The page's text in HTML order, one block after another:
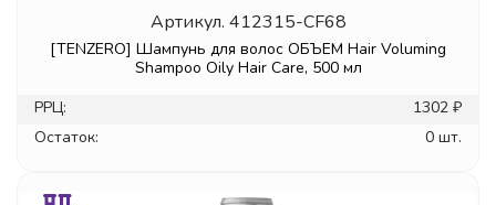
Артикул. 412315-CF68
[TENZERO] Шампунь для волос ОБЪЕМ Hair Voluming
Shampoo Oily Hair Care, 500 мл
РРЦ:
1302 ₽
Остаток:
0 шт.